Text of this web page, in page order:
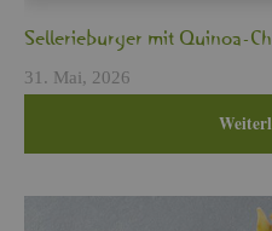
Sel­le­rie­bur­ger mit Qui­noa-
31. Mai, 2026